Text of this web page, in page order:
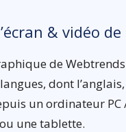
& vidéo
de
dont
un ordinateur PC
une tablette.